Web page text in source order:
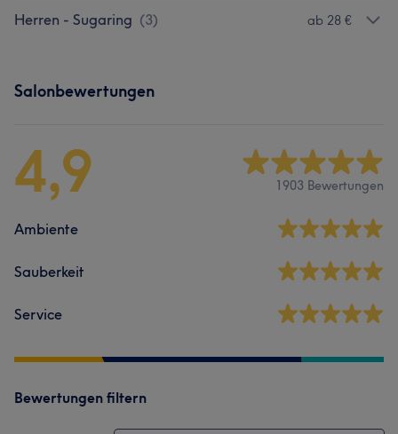
Herren - Sugaring (3) ab 28 €
Salonbewertungen
4,9 1903 Bewertungen
Ambiente
Sauberkeit
Service
Bewertungen filtern